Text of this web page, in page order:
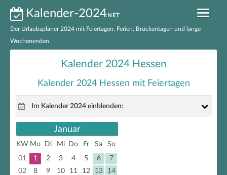
Kalender-2024.NET
Der Urlaubsplaner 2024 mit Feiertagen, Ferien, Brückentagen und lange
Wochenenden
Ferien 2024 nach Bundesländern
Feiertage 2024 Deutschland
Brückentage 2024
Kalender 2024 zum Ausdrucken
Kalender 2024 Hessen
Kalender 2024 Hessen mit Feiertagen
Im Kalender 2024 einblenden:
gesetzliche Feiertage
nicht gesetzliche Feiertage
Brückentage
Januar
KW Mo Di Mi Do Fr Sa
So
01
1 2 3 4 5 6
7
02
8 9 10 11 12 13
14